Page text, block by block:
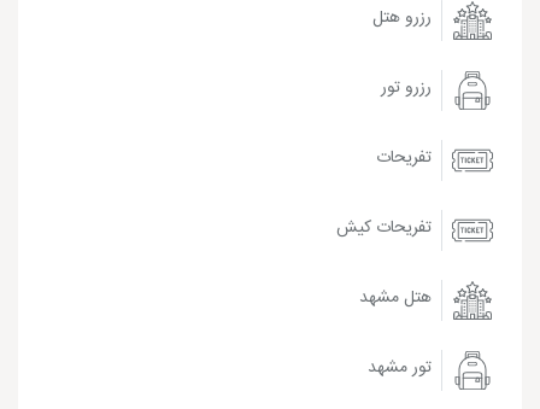
رزرو هتل
رزرو تور
تفریحات
تفریحات کیش
هتل مشهد
تور مشهد